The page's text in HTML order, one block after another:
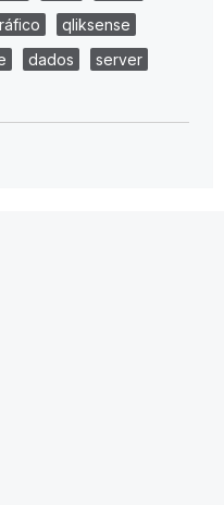
qliksense
dados
server